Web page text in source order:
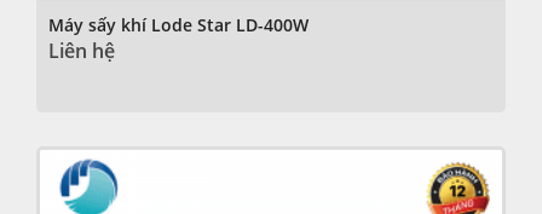
Máy sấy khí Lode Star LD-400W
Liên hệ